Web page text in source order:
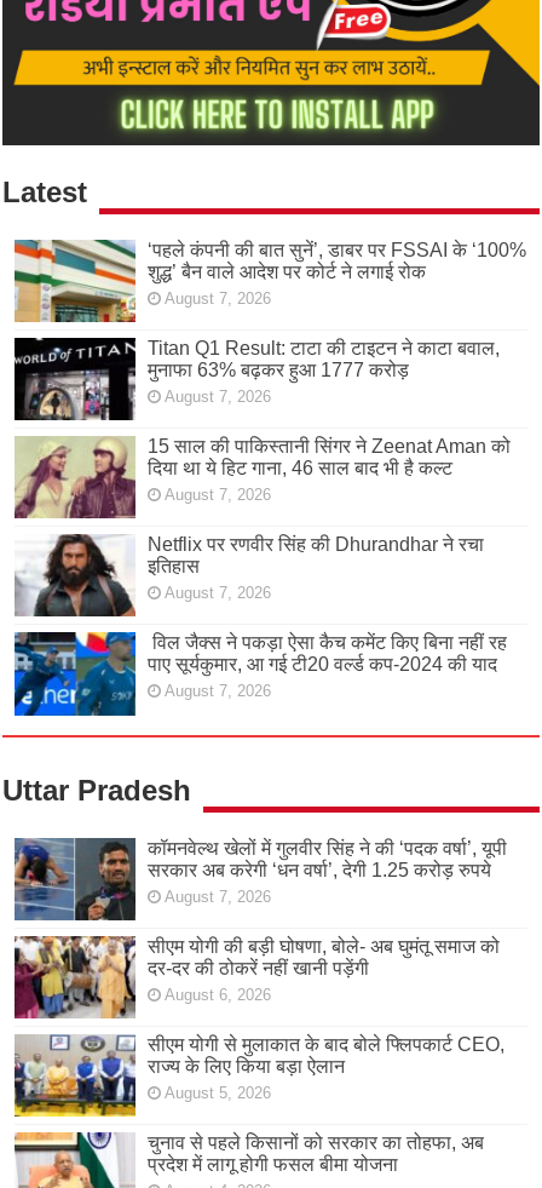
Latest
‘पहले कंपनी की बात सुनें’, डाबर पर FSSAI के ‘100%
शुद्ध’ बैन वाले आदेश पर कोर्ट ने लगाई रोक
August 7, 2026
Titan Q1 Result: टाटा की टाइटन ने काटा बवाल,
मुनाफा 63% बढ़कर हुआ 1777 करोड़
August 7, 2026
15 साल की पाकिस्तानी सिंगर ने Zeenat Aman को
दिया था ये हिट गाना, 46 साल बाद भी है कल्ट
August 7, 2026
Netflix पर रणवीर सिंह की Dhurandhar ने रचा
इतिहास
August 7, 2026
विल जैक्स ने पकड़ा ऐसा कैच कमेंट किए बिना नहीं रह
पाए सूर्यकुमार, आ गई टी20 वर्ल्ड कप-2024 की याद
August 7, 2026
Uttar Pradesh
कॉमनवेल्थ खेलों में गुलवीर सिंह ने की ‘पदक वर्षा’, यूपी
सरकार अब करेगी ‘धन वर्षा’, देगी 1.25 करोड़ रुपये
August 7, 2026
सीएम योगी की बड़ी घोषणा, बोले- अब घुमंतू समाज को
दर-दर की ठोकरें नहीं खानी पड़ेंगी
August 6, 2026
सीएम योगी से मुलाकात के बाद बोले फ्लिपकार्ट CEO,
राज्य के लिए किया बड़ा ऐलान
August 5, 2026
चुनाव से पहले किसानों को सरकार का तोहफा, अब
प्रदेश में लागू होगी फसल बीमा योजना